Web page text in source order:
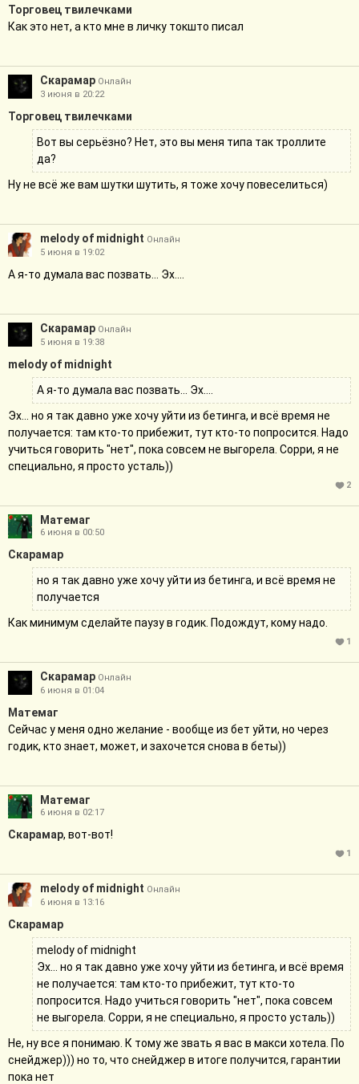
Торговец твилечками
Как это нет, а кто мне в личку токшто писал
Скарамар Онлайн
3 июня в 20:22
Торговец твилечками
Вот вы серьёзно? Нет, это вы меня типа так троллите
да?
Ну не всё же вам шутки шутить, я тоже хочу повеселиться)
melody of midnight Онлайн
5 июня в 19:02
А я-то думала вас позвать... Эх....
Скарамар Онлайн
5 июня в 19:38
melody of midnight
А я-то думала вас позвать... Эх....
Эх... но я так давно уже хочу уйти из бетинга, и всё время не
получается: там кто-то прибежит, тут кто-то попросится. Надо
учиться говорить "нет", пока совсем не выгорела. Сорри, я не
специально, я просто усталь))
2
Матемаг
6 июня в 00:50
Скарамар
но я так давно уже хочу уйти из бетинга, и всё время не
получается
Как минимум сделайте паузу в годик. Подождут, кому надо.
1
Скарамар Онлайн
6 июня в 01:04
Матемаг
Сейчас у меня одно желание - вообще из бет уйти, но через
годик, кто знает, может, и захочется снова в беты))
Матемаг
6 июня в 02:17
Скарамар, вот-вот!
1
melody of midnight Онлайн
6 июня в 13:16
Скарамар
melody of midnight
Эх... но я так давно уже хочу уйти из бетинга, и всё время
не получается: там кто-то прибежит, тут кто-то
попросится. Надо учиться говорить "нет", пока совсем
не выгорела. Сорри, я не специально, я просто усталь))
Не, ну все я понимаю. К тому же звать я вас в макси хотела. По
снейджер))) но то, что снейджер в итоге получится, гарантии
пока нет